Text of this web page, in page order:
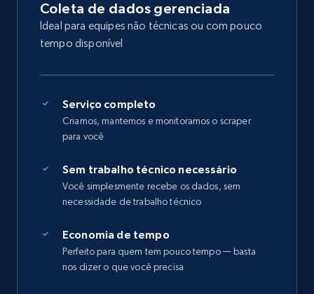
Coleta de dados gerenciada
Ideal para equipes não técnicas ou com pouco
tempo disponível
Serviço completo
Criamos, mantemos e monitoramos o scraper
para você
Sem trabalho técnico necessário
Você simplesmente recebe os dados, sem
necessidade de trabalho técnico
Economia de tempo
Perfeito para quem tem pouco tempo — basta
nos dizer o que você precisa